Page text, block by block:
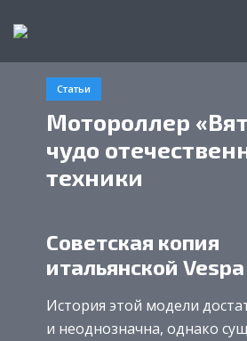
Статьи
Мотороллер
чудо
техники
Советская копия
итальянской Vespa
История этой модели
и неоднозначна, однако